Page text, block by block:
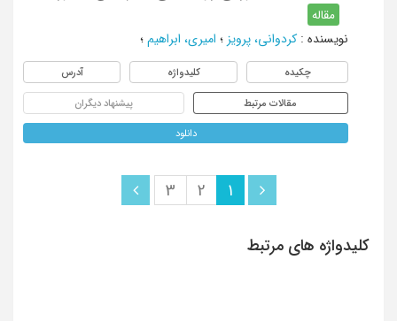
مقاله
نویسنده : کردوانی، پرویز ؛ امیری، ابراهیم ؛
چکیده کلیدواژه آدرس
مقالات مرتبط پیشنهاد دیگران
دانلود
1
2
3
کلیدواژه های مرتبط